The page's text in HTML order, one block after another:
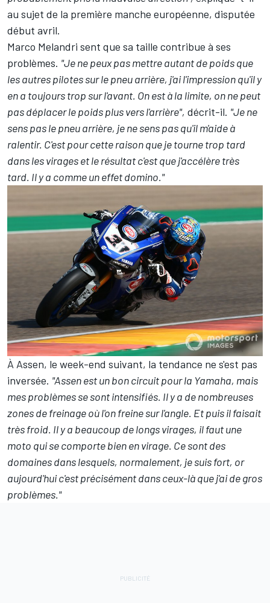
au sujet de la première manche européenne, disputée
début avril.
Marco Melandri sent que sa taille contribue à ses
problèmes. "Je ne peux pas mettre autant de poids que
les autres pilotes sur le pneu arrière, j'ai l'impression qu'il y
en a toujours trop sur l'avant. On est à la limite, on ne peut
pas déplacer le poids plus vers l'arrière", décrit-il. "Je ne
sens pas le pneu arrière, je ne sens pas qu'il m'aide à
ralentir. C'est pour cette raison que je tourne trop tard
dans les virages et le résultat c'est que j'accélère très
tard. Il y a comme un effet domino."
À Assen, le week-end suivant, la tendance ne s'est pas
inversée. "Assen est un bon circuit pour la Yamaha, mais
mes problèmes se sont intensifiés. Il y a de nombreuses
zones de freinage où l'on freine sur l'angle. Et puis il faisait
très froid. Il y a beaucoup de longs virages, il faut une
moto qui se comporte bien en virage. Ce sont des
domaines dans lesquels, normalement, je suis fort, or
aujourd'hui c'est précisément dans ceux-là que j'ai de gros
problèmes."